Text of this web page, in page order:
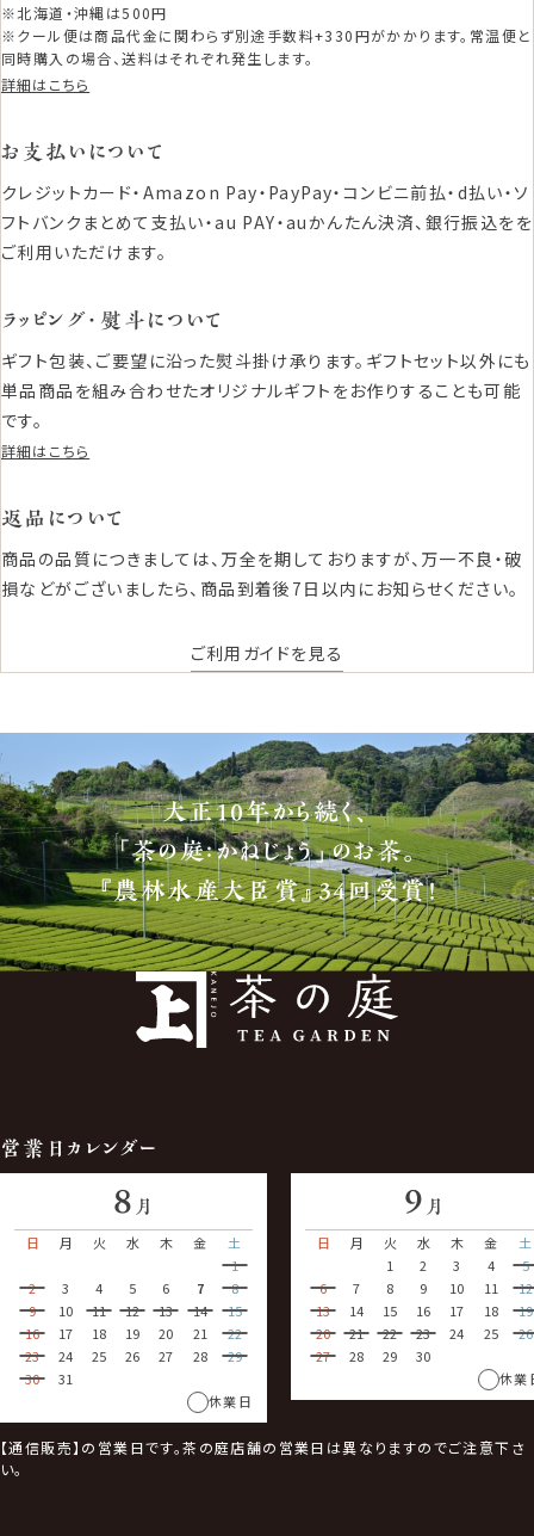
※北海道・沖縄は500円
※クール便は商品代金に関わらず別途手数料+330円がかかります。常温便と
同時購入の場合、送料はそれぞれ発生します。
詳細はこちら
お支払いについて
クレジットカード・Amazon Pay・PayPay・コンビニ前払・d払い・ソ
フトバンクまとめて支払い・au PAY・auかんたん決済、銀行振込をを
ご利用いただけます。
ラッピング・熨斗について
ギフト包装、ご要望に沿った熨斗掛け承ります。ギフトセット以外にも
単品商品を組み合わせたオリジナルギフトをお作りすることも可能
です。
詳細はこちら
返品について
商品の品質につきましては、万全を期しておりますが、万一不良・破
損などがございましたら、商品到着後7日以内にお知らせください。
ご利用ガイドを見る
大正10年から続く、
「茶の庭：かねじょう」のお茶。
『農林水産大臣賞』34回受賞！
営業日カレンダー
8 月
日
月 火 水 木 金
土
1
2
3 4 5 6 7
8
9
10 11 12 13 14
15
16
17 18 19 20 21
22
23
24 25 26 27 28
29
30
31
休業日
9 月
日
月 火 水 木 金
土
1
2 3 4
5
6
7 8 9 10 11
12
13
14 15 16 17 18
19
20
21 22 23 24 25
26
27
28 29
30
休業
【通信販売】の営業日です。茶の庭店舗の営業日は異なりますのでご注意下さ
い。